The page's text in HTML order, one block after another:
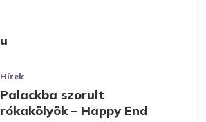
Hírek
Palackba szorult
rókakölyök – Happy End